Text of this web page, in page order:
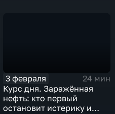
3 февраля
24 мин
Курс дня. Заражённая
нефть: кто первый
остановит истерику и